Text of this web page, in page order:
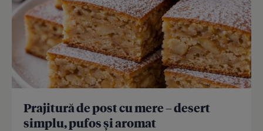
Prajitură de post cu mere – desert
simplu, pufos și aromat